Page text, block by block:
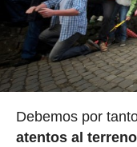
Debemos por
atentos al